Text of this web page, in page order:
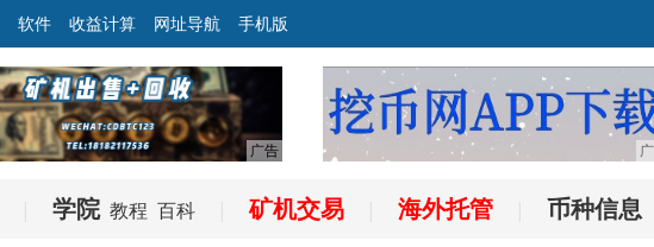
软件 收益计算 网址导航 手机版
学院 教程 百科 矿机交易 海外托管 币种信息